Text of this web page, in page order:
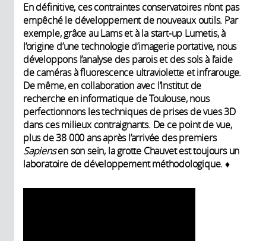
En définitive, ces contraintes conservatoires n’ont pas
empêché le développement de nouveaux outils. Par
exemple, grâce au Lams et à la start-up Lumetis, à
l’origine d’une technologie d’imagerie portative, nous
développons l’analyse des parois et des sols à l’aide
de caméras à fluorescence ultraviolette et infrarouge.
De même, en collaboration avec l’Institut de
recherche en informatique de Toulouse, nous
perfectionnons les techniques de prises de vues 3D
dans ces milieux contraignants. De ce point de vue,
plus de 38 000 ans après l’arrivée des premiers
Sapiensen son sein, la grotte Chauvet est toujours un
laboratoire de développement méthodologique. ♦